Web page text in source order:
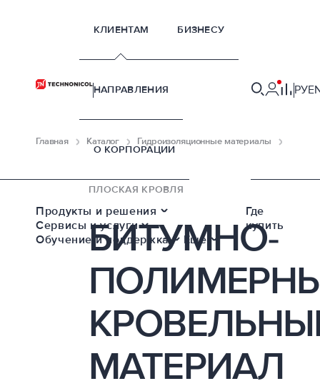
КЛИЕНТАМ БИЗНЕСУ
НАПРАВЛЕНИЯ
О КОРПОРАЦИИ
РУ
Продукты и решения
Сервисы и услуги
Обучение и поддержка
Еще
Где
купить
Главная Каталог Гидроизоляционные материалы
ПЛОСКАЯ КРОВЛЯ
БИТУМНО-
МАТЕРИАЛ